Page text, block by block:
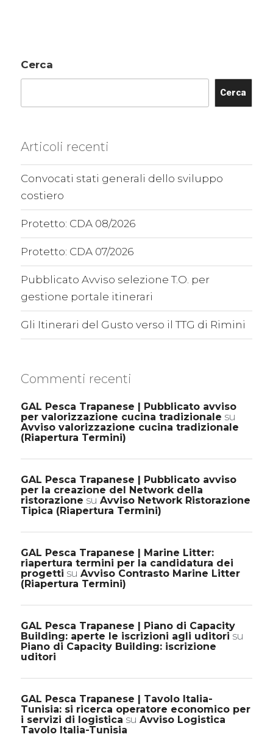
Cerca
Cerca
Articoli recenti
Convocati stati generali dello sviluppo
costiero
Protetto: CDA 08/2026
Protetto: CDA 07/2026
Pubblicato Avviso selezione T.O. per
gestione portale itinerari
Gli Itinerari del Gusto verso il TTG di Rimini
Commenti recenti
GAL Pesca Trapanese | Pubblicato avviso
per valorizzazione cucina tradizionale su
Avviso valorizzazione cucina tradizionale
(Riapertura Termini)
GAL Pesca Trapanese | Pubblicato avviso
per la creazione del Network della
ristorazione su Avviso Network Ristorazione
Tipica (Riapertura Termini)
GAL Pesca Trapanese | Marine Litter:
riapertura termini per la candidatura dei
progetti su Avviso Contrasto Marine Litter
(Riapertura Termini)
GAL Pesca Trapanese | Piano di Capacity
Building: aperte le iscrizioni agli uditori su
Piano di Capacity Building: iscrizione
uditori
GAL Pesca Trapanese | Tavolo Italia-
Tunisia: si ricerca operatore economico per
i servizi di logistica su Avviso Logistica
Tavolo Italia-Tunisia